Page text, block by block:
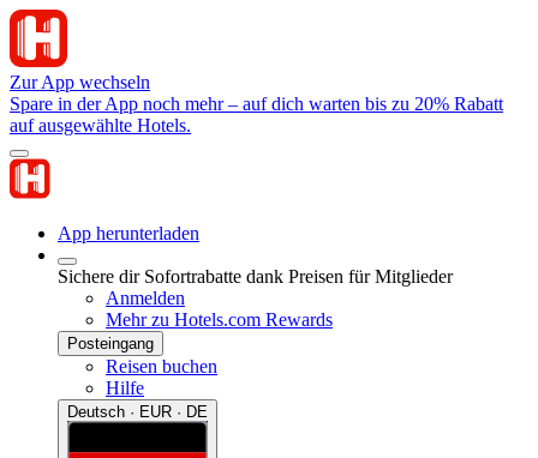
Zur App wechseln
Spare in der App noch mehr – auf dich warten bis zu 20% Rabatt
auf ausgewählte Hotels.
App herunterladen
Sichere dir Sofortrabatte dank Preisen für Mitglieder
Anmelden
Mehr zu Hotels.com Rewards
Posteingang
Reisen buchen
Hilfe
Deutsch · EUR · DE